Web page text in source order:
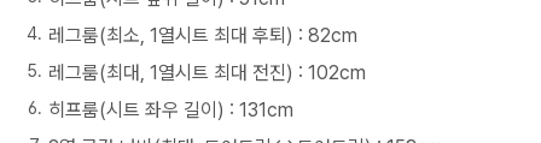
레그룸(최소, 1열시트 최대 후퇴) : 82cm
레그룸(최대, 1열시트 최대 전진) : 102cm
히프룸(시트 좌우 길이) : 131cm